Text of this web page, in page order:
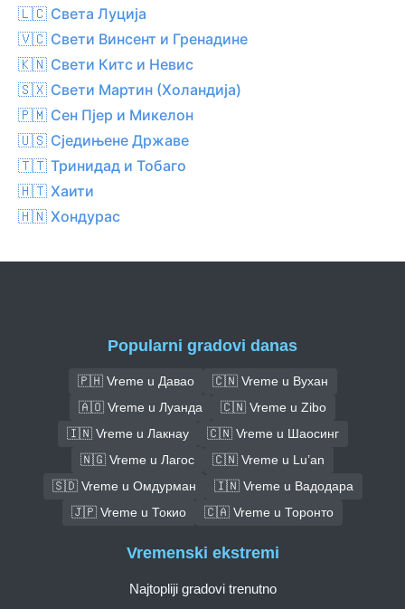
🇱🇨 Света Луција
🇻🇨 Свети Винсент и Гренадине
🇰🇳 Свети Китс и Невис
🇸🇽 Свети Мартин (Холандија)
🇵🇲 Сен Пјер и Микелон
🇺🇸 Сједињене Државе
🇹🇹 Тринидад и Тобаго
🇭🇹 Хаити
🇭🇳 Хондурас
Popularni gradovi danas
🇵🇭 Vreme u Давао
🇨🇳 Vreme u Вухан
🇦🇴 Vreme u Луанда
🇨🇳 Vreme u Zibo
🇮🇳 Vreme u Лакнау
🇨🇳 Vreme u Шаосинг
🇳🇬 Vreme u Лагос
🇨🇳 Vreme u Lu’an
🇸🇩 Vreme u Омдурман
🇮🇳 Vreme u Вадодара
🇯🇵 Vreme u Токио
🇨🇦 Vreme u Торонто
Vremenski ekstremi
Najtopliji gradovi trenutno